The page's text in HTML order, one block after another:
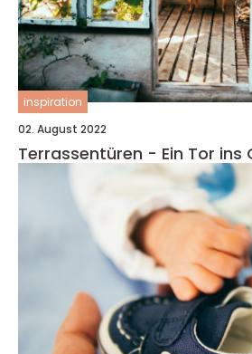
inspiration
02. August 2022
Terrassentüren - Ein Tor ins